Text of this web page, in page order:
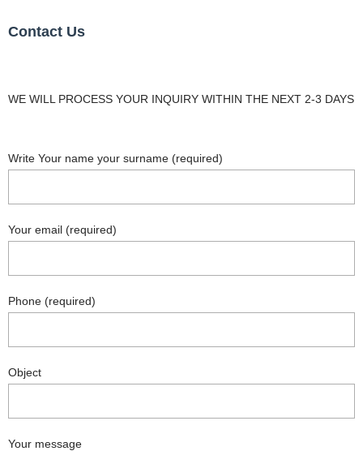
Contact Us
WE WILL PROCESS YOUR INQUIRY WITHIN THE NEXT 2-3 DAYS
Write Your name your surname (required)
Your email (required)
Phone (required)
Object
Your message